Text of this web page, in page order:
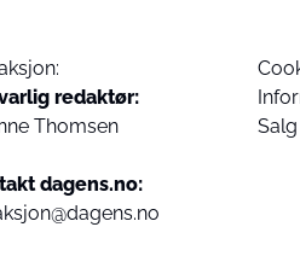
redaktør:
Thomsen
dagens.no: